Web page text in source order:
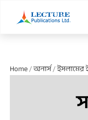
Home/অনার্স/ইসলামের